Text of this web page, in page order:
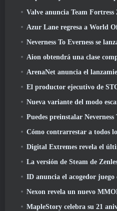
Valve anuncia Team Fortress 2
Azur Lane regresa a World
Neverness To Everness se
Aion obtendrá una clase completamente
ArenaNet anuncia el
El productor ejecutivo de STO, Thomas Marrone, y el director creativo de
Nueva variante del modo escaramuza
Puedes preinstalar Neverness
Cómo contrarrestar a todos
Digital Extremes revela el último capítulo
La versión de Steam de Zenless Zone Zero se
ID anuncia el acogedor juego de plataformas para fiestas Totopia
Nexon revela un nuevo MMORPG isométrico
MapleStory celebra su 21 aniversario